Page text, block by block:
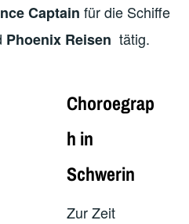
Captain für die Schiffe
Phoenix Reisen tätig.
Choroegrap
h in
Schwerin
Zur Zeit